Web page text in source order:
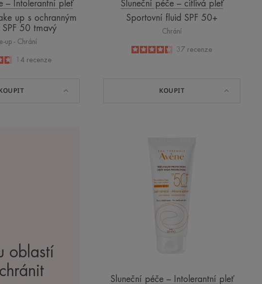
– Intolerantní pleť
up s ochranným
50 tmavý
up - Chrání
4.6
14 recenze
Sluneční péče – citlivá pleť
Sportovní fluid SPF 50+
Chrání
4.4
/
5
37 recenze
KOUPIT
oblastí
SPF
50+
Sluneční péče – Intolerantní pleť